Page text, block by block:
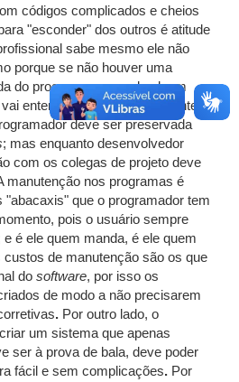
códigos complicados e cheios
"esconder" dos outros é atitude
sabe mesmo ele não
porque se não houver uma
do programa, passado algum
entender o que escreveu antes.
deve ser preservada
; mas enquanto desenvolvedor
com os colegas de projeto deve
manutenção nos programas é
"abacaxis" que o programador tem
pois o usuário sempre
é ele quem manda, é ele quem
de manutenção são os que
do software, por isso os
de modo a não precisarem
. Por outro lado, o
um sistema que apenas
ser à prova de bala, deve poder
fácil e sem complicações. Por